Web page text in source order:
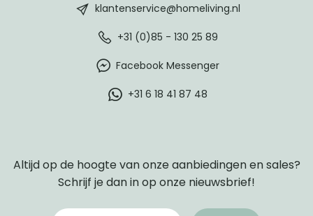
klantenservice@homeliving.nl
+31 (0)85 - 130 25 89
Facebook Messenger
+31 6 18 41 87 48
Altijd op de hoogte van onze aanbiedingen en sales?
Schrijf je dan in op onze nieuwsbrief!